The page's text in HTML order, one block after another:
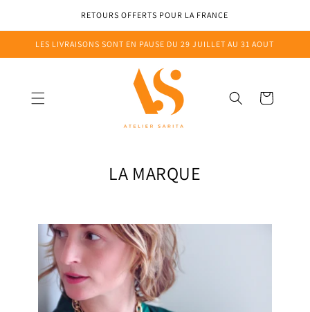
RETOURS OFFERTS POUR LA FRANCE
LES LIVRAISONS SONT EN PAUSE DU 29 JUILLET AU 31 AOUT
Panier
LA MARQUE